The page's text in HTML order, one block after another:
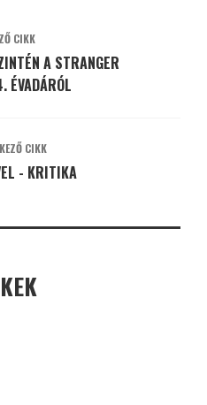
CIKK
A STRANGER
ÉVADÁRÓL
CIKK
- KRITIKA